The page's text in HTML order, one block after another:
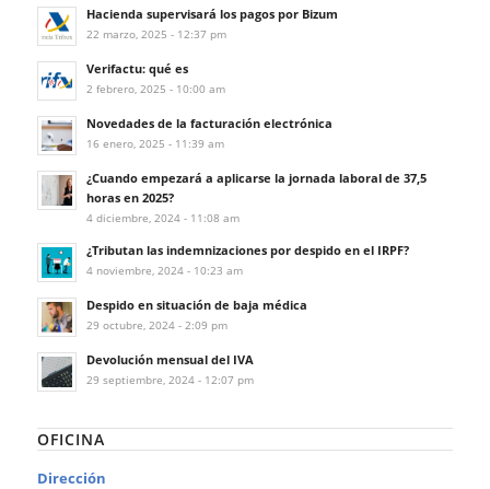
Hacienda supervisará los pagos por Bizum
22 marzo, 2025 - 12:37 pm
Verifactu: qué es
2 febrero, 2025 - 10:00 am
Novedades de la facturación electrónica
16 enero, 2025 - 11:39 am
¿Cuando empezará a aplicarse la jornada laboral de 37,5
horas en 2025?
4 diciembre, 2024 - 11:08 am
¿Tributan las indemnizaciones por despido en el IRPF?
4 noviembre, 2024 - 10:23 am
Despido en situación de baja médica
29 octubre, 2024 - 2:09 pm
Devolución mensual del IVA
29 septiembre, 2024 - 12:07 pm
OFICINA
Dirección